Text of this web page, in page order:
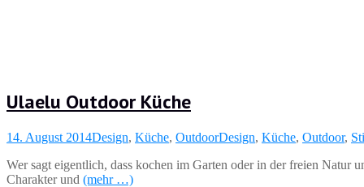
Ulaelu Outdoor Küche
14. August 2014Design, Küche, OutdoorDesign, Küche, Outdoor,
Wer sagt eigentlich, dass kochen im Garten oder in der freien Natur
Charakter und (mehr …)